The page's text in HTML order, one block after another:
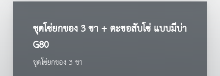
ชุดโซ่ยกของ 3 ขา + ตะขอสับโซ่ แบบมีบ่า
G80
ชุดโซ่ยกของ 3 ขา